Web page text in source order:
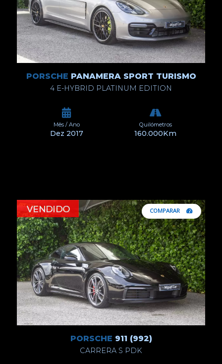
PORSCHE PANAMERA SPORT TURISMO
4 E-HYBRID PLATINUM EDITION
Mês / Ano
Dez 2017
Quilómetros
160.000Km
COMPARAR
PORSCHE 911 (992)
CARRERA S PDK